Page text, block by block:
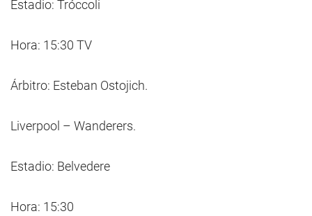
Estadio: Tróccoli
Hora: 15:30 TV
Árbitro: Esteban Ostojich.
Liverpool – Wanderers.
Estadio: Belvedere
Hora: 15:30